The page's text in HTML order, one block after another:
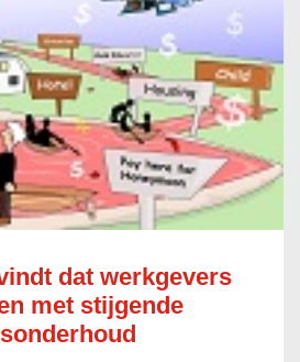
dat werkgevers
met stijgende